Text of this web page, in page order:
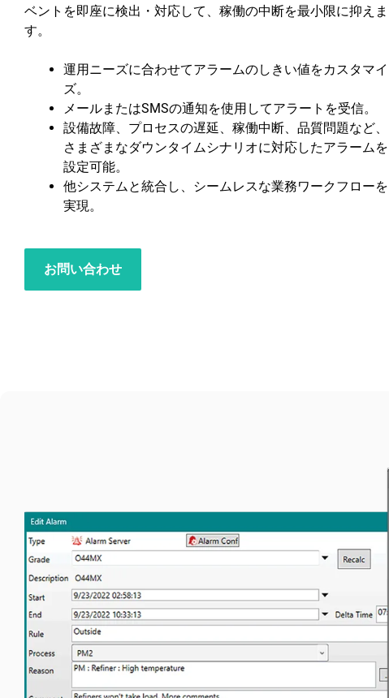
ベントを即座に検出・対応して、稼働の中断を最小限に抑えま
す。
運用ニーズに合わせてアラームのしきい値をカスタマイ
ズ。
メールまたはSMSの通知を使用してアラートを受信。
設備故障、プロセスの遅延、稼働中断、品質問題など、
さまざまなダウンタイムシナリオに対応したアラームを
設定可能。
他システムと統合し、シームレスな業務ワークフローを
実現。
お問い合わせ